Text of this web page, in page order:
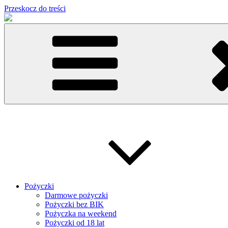
Przeskocz do treści
Pożyczki
Darmowe pożyczki
Pożyczki bez BIK
Pożyczka na weekend
Pożyczki od 18 lat